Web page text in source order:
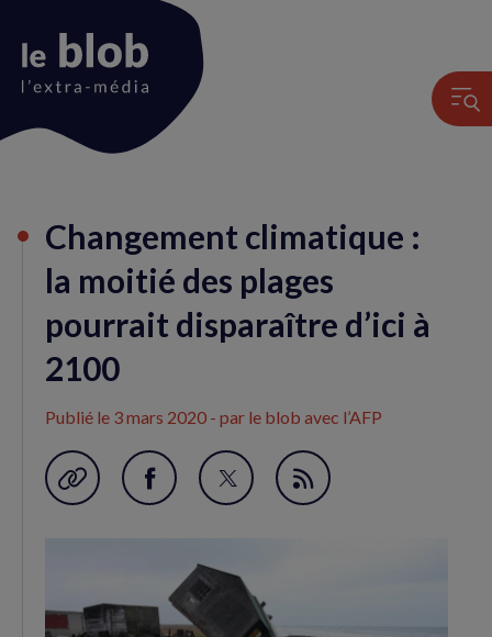
du
Changement climatique :
la moitié des plages
pourrait disparaître d’ici à
2100
Publié le 3 mars 2020 - par le blob avec l’AFP
Garder en favori
Partager
Facebook
(nouvelle
fenêtre)
Partager
(nouvelle
fenêtre)
Flux